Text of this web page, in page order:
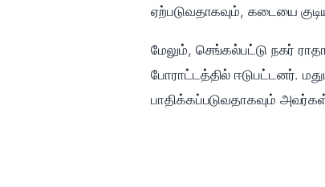
ஏற்படுவதாகவும், கடையை
மேலும், செங்கல்பட்டு நகர்
போராட்டத்தில் ஈடுபட்டனர்.
பாதிக்கப்படுவதாகவும்